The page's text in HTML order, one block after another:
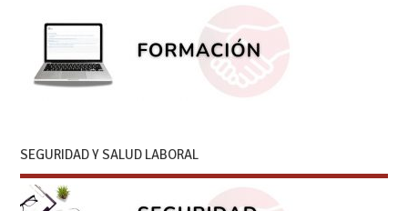
SEGURIDAD Y SALUD LABORAL